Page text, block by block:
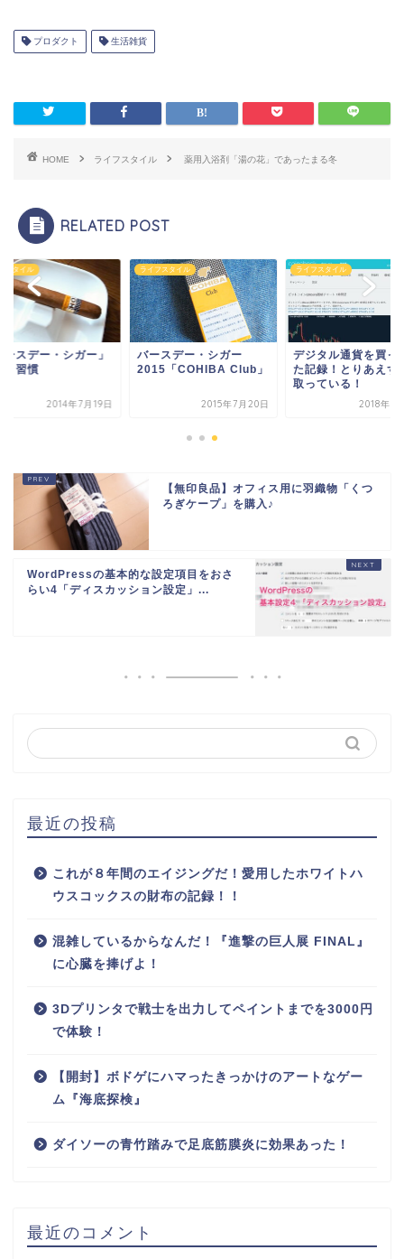
プロダクト 生活雑貨
HOME ライフスタイル 薬用入浴剤「湯の花」であったまる冬
RELATED POST
スタイル
ースデー・シガー」
う習慣
2014年7月19日
ライフスタイル
バースデー・シガー
2015「COHIBA Club」
2015年7月20日
ライフスタイル
デジタル通貨を買っ
た記録！とりあえず
取っている！
2018年3
【無印良品】オフィス用に羽織物「くつ
ろぎケープ」を購入♪
WordPressの基本的な設定項目をおさ
らい4「ディスカッション設定」...
最近の投稿
これが８年間のエイジングだ！愛用したホワイトハ
ウスコックスの財布の記録！！
混雑しているからなんだ！『進撃の巨人展 FINAL』
に心臓を捧げよ！
3Dプリンタで戦士を出力してペイントまでを3000円
で体験！
【開封】ボドゲにハマったきっかけのアートなゲー
ム『海底探検』
ダイソーの青竹踏みで足底筋膜炎に効果あった！
最近のコメント